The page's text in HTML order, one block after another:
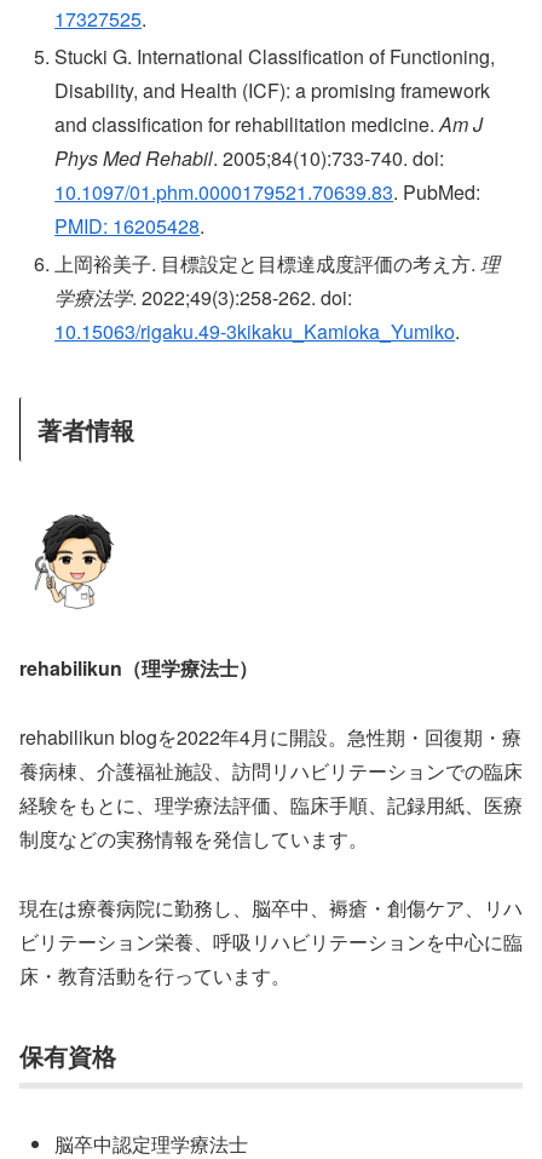
17327525.
Stucki G. International Classification of Functioning,
Disability, and Health (ICF): a promising framework
and classification for rehabilitation medicine.Am J
Phys Med Rehabil. 2005;84(10):733-740. doi:
10.1097/01.phm.0000179521.70639.83. PubMed:
PMID: 16205428.
上岡裕美子. 目標設定と目標達成度評価の考え方.理
学療法学. 2022;49(3):258-262. doi:
10.15063/rigaku.49-3kikaku_Kamioka_Yumiko.
著者情報
rehabilikun（理学療法士）
rehabilikun blogを2022年4月に開設。急性期・回復期・療
養病棟、介護福祉施設、訪問リハビリテーションでの臨床
経験をもとに、理学療法評価、臨床手順、記録用紙、医療
制度などの実務情報を発信しています。
現在は療養病院に勤務し、脳卒中、褥瘡・創傷ケア、リハ
ビリテーション栄養、呼吸リハビリテーションを中心に臨
床・教育活動を行っています。
保有資格
脳卒中認定理学療法士